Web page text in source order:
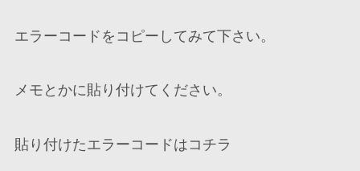
エラーコードをコピーしてみて下さい。
メモとかに貼り付けてください。
貼り付けたエラーコードはコチラ